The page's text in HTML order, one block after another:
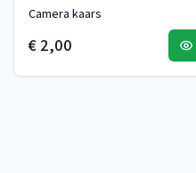
Camera kaars
€ 2,00